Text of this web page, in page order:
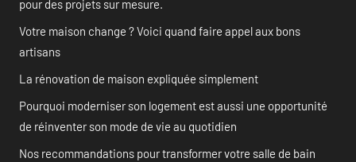
pour des projets sur mesure.
Votre maison change ? Voici quand faire appel aux bons
artisans
La rénovation de maison expliquée simplement
Pourquoi moderniser son logement est aussi une opportunité
de réinventer son mode de vie au quotidien
Nos recommandations pour transformer votre salle de bain